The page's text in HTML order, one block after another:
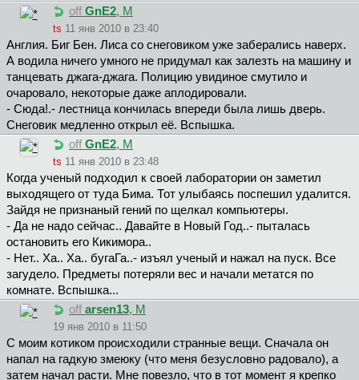
off GnE2, М
ts 11 янв 2010 в 23:40
Англия. Биг Бен. Лиса со снеговиком уже заберались наверх.
А водила ничего умного не придумал как залезть на машину и
танцевать джага-джага. Полицию увидиное смутило и
очаровало, некоторые даже аплодировали.
- Сюда!.- лестница кончилась впереди была лишь дверь.
Снеговик медленно открыл её. Вспышка.
off GnE2, М
ts 11 янв 2010 в 23:48
Когда ученый подходил к своей лаборатории он заметил
выходящего от туда Бима. Тот улыбаясь поспешил удалится.
Зайдя не признаный гений по щелкал компьютеры.
- Да не надо сейчас.. Давайте в Новый Год..- пыталась
остановить его Кикимора..
- Нет.. Ха.. Ха.. бугаГа..- изъял ученый и нажал на пуск. Все
загудело. Предметы потеряли вес и начали метатся по
комнате. Вспышка...
off arsen13, М
19 янв 2010 в 11:50
С моим котиком происходили странные вещи. Сначала он
напал на гадкую змеюку (что меня безусловно радовало), а
затем начал расти. Мне повезло, что в тот момент я крепко